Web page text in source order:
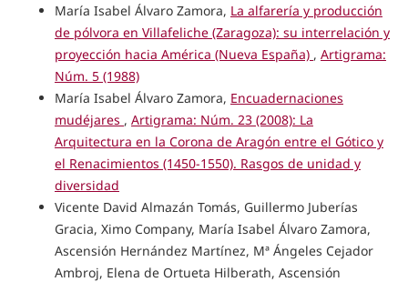
María Isabel Álvaro Zamora, La alfarería y producción
de pólvora en Villafeliche (Zaragoza): su interrelación y
proyección hacia América (Nueva España) , Artigrama:
Núm. 5 (1988)
María Isabel Álvaro Zamora, Encuadernaciones
mudéjares , Artigrama: Núm. 23 (2008): La
Arquitectura en la Corona de Aragón entre el Gótico y
el Renacimientos (1450-1550). Rasgos de unidad y
diversidad
Vicente David Almazán Tomás, Guillermo Juberías
Gracia, Ximo Company, María Isabel Álvaro Zamora,
Ascensión Hernández Martínez, Mª Ángeles Cejador
Ambroj, Elena de Ortueta Hilberath, Ascensión